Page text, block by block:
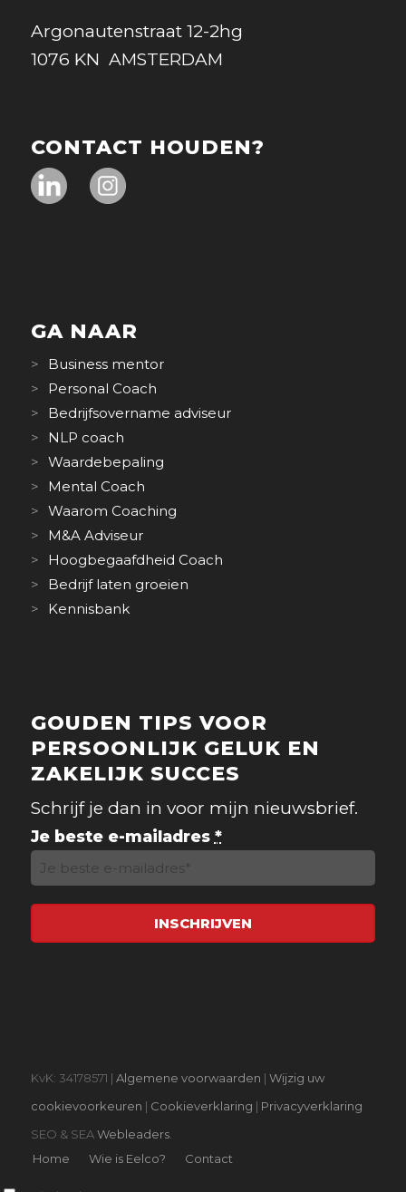
Argonautenstraat 12-2hg
1076 KN AMSTERDAM
CONTACT HOUDEN?
GA NAAR
Business mentor
Personal Coach
Bedrijfsovername adviseur
NLP coach
Waardebepaling
Mental Coach
Waarom Coaching
M&A Adviseur
Hoogbegaafdheid Coach
Bedrijf laten groeien
Kennisbank
GOUDEN TIPS VOOR
PERSOONLIJK GELUK EN
ZAKELIJK SUCCES
Schrijf je dan in voor mijn nieuwsbrief.
Je beste e-mailadres *
KvK: 34178571 | Algemene voorwaarden | Wijzig uw
cookievoorkeuren | Cookieverklaring | Privacyverklaring
SEO & SEAWebleaders.
Home
Wie is Eelco? Contact